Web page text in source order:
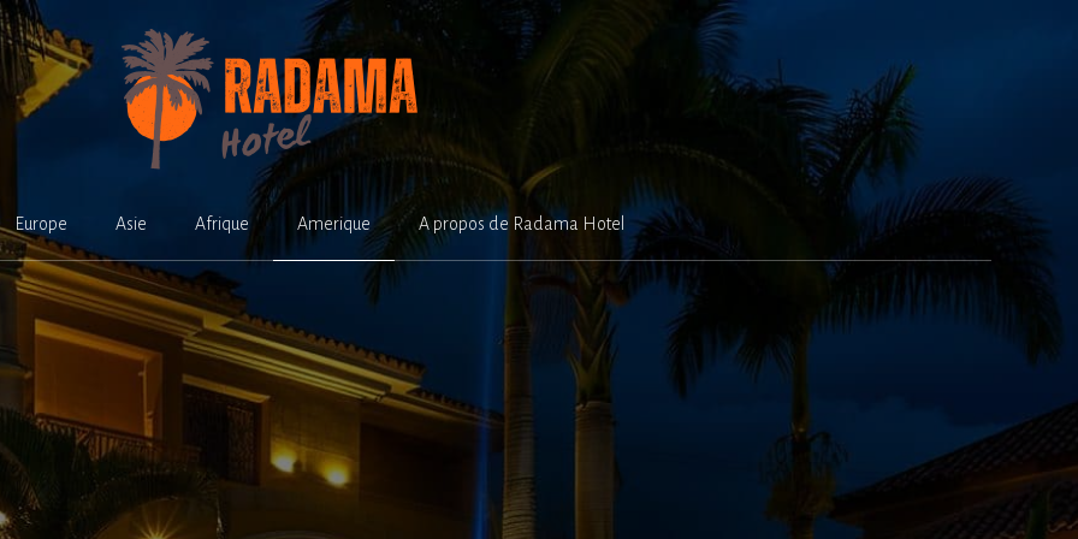
Europe Asie Afrique Amerique A propos de Radama Hotel